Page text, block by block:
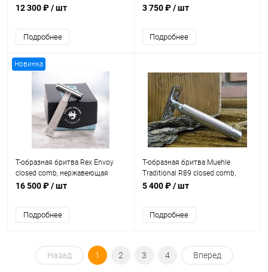
нержавеющая сталь
12 300 ₽/ шт
Подробнее
3 750 ₽/ шт
Подробнее
Новинка
Т-образная бритва Rex Envoy
closed comb, нержавеющая
сталь
16 500 ₽/ шт
Подробнее
Т-образная бритва Muehle
Traditional R89 closed comb,
хром
5 400 ₽/ шт
Подробнее
Назад 1 2 3 4 Вперед